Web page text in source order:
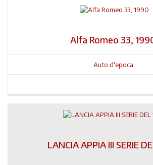
Alfa Romeo 33,
Auto d'epoca
---
LANCIA APPIA III SERIE